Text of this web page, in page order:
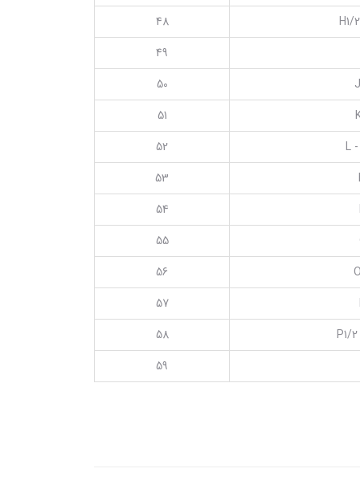
H1/
48
49
50
51
L
52
53
54
55
56
57
P1/
58
59